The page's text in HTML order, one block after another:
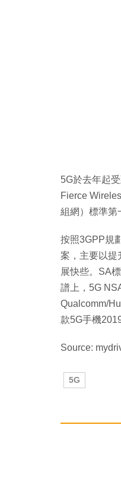
5G於去年起
Fierce
組網）標準第
按照3GPP規
案，主要以提
展快些。SA
譜上，5G
Qualcomm/
款5G手機
Source:
5G